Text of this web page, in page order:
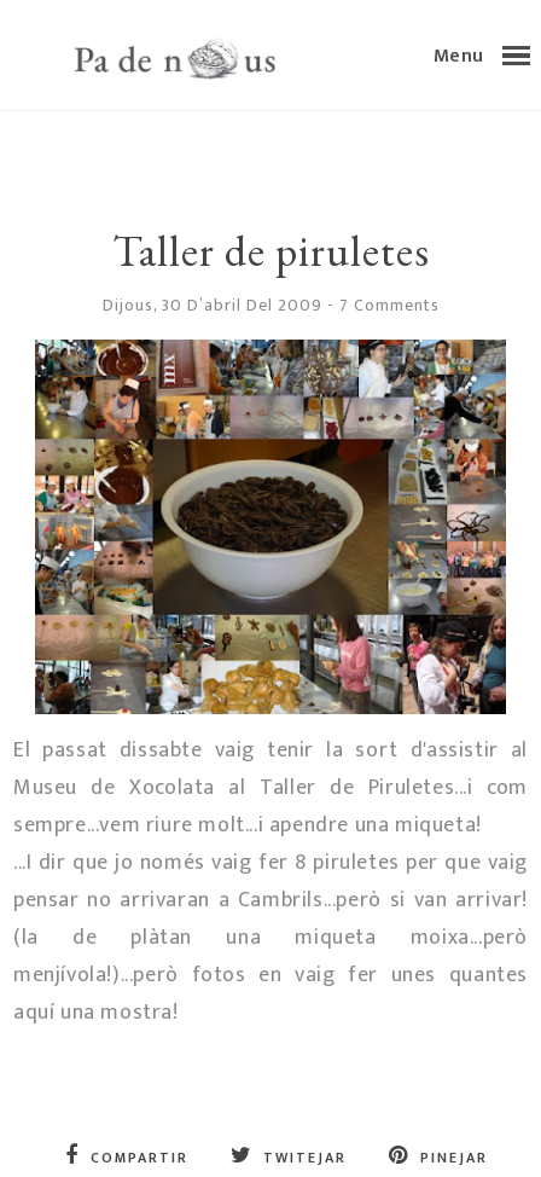
Menu
Taller de piruletes
Dijous, 30 D’abril Del 2009 - 7 Comments
El passat dissabte vaig tenir la sort d'assistir al
Museu de Xocolata al Taller de Piruletes...i com
sempre...vem riure molt...i apendre una miqueta!
...I dir que jo només vaig fer 8 piruletes per que vaig
pensar no arrivaran a Cambrils...però si van arrivar!
(la de plàtan una miqueta moixa...però
menjívola!)...però fotos en vaig fer unes quantes
aquí una mostra!
COMPARTIR TWITEJAR
PINEJAR